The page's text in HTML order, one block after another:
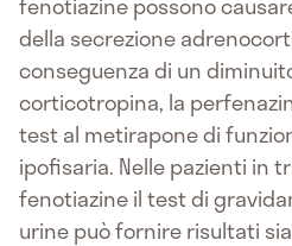
della secrezione
conseguenza di un
corticotropina, la
test al metirapone di
ipofisaria. Nelle pazienti in
fenotiazine il test di
urine può fornire risultati